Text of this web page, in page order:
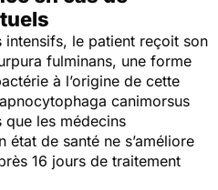
intensifs, le patient reçoit son
fulminans, une forme
à l’origine de cette
canimorsus
les médecins
de santé ne s’améliore
16 jours de traitement